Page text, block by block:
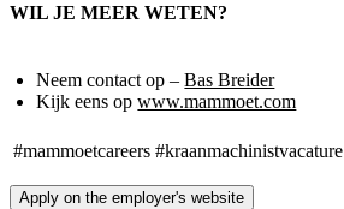
WIL JE MEER WETEN?
Neem contact op –Bas Breider
Kijk eens opwww.mammoet.com
#mammoetcareers #kraanmachinistvacature
Apply on the employer's website